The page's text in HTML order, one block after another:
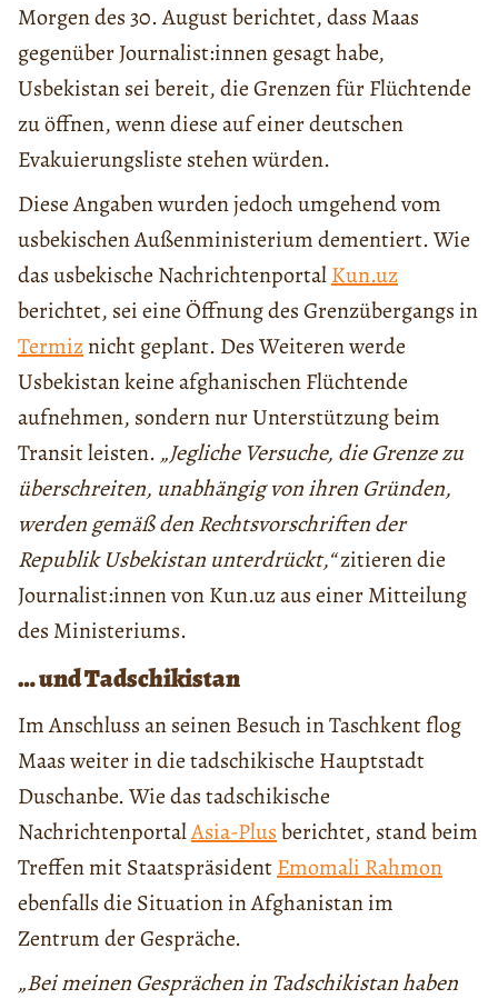
Morgen des 30. August berichtet, dass Maas
gegenüber Journalist:innen gesagt habe,
Usbekistan sei bereit, die Grenzen für Flüchtende
zu öffnen, wenn diese auf einer deutschen
Evakuierungsliste stehen würden.
Diese Angaben wurden jedoch umgehend vom
usbekischen Außenministerium dementiert. Wie
das usbekische NachrichtenportalKun.uz
berichtet, sei eine Öffnung des Grenzübergangs in
Termiznicht geplant. Des Weiteren werde
Usbekistan keine afghanischen Flüchtende
aufnehmen, sondern nur Unterstützung beim
Transit leisten. „Jegliche Versuche, die Grenze zu
überschreiten, unabhängig von ihren Gründen,
werden gemäß den Rechtsvorschriften der
Republik Usbekistan unterdrückt,“zitieren die
Journalist:innen von Kun.uz aus einer Mitteilung
des Ministeriums.
… und Tadschikistan
Im Anschluss an seinen Besuch in Taschkent flog
Maas weiter in die tadschikische Hauptstadt
Duschanbe. Wie das tadschikische
NachrichtenportalAsia-Plusberichtet, stand beim
Treffen mit StaatspräsidentEmomali Rahmon
ebenfalls die Situation in Afghanistan im
Zentrum der Gespräche.
„Bei meinen Gesprächen in Tadschikistan haben